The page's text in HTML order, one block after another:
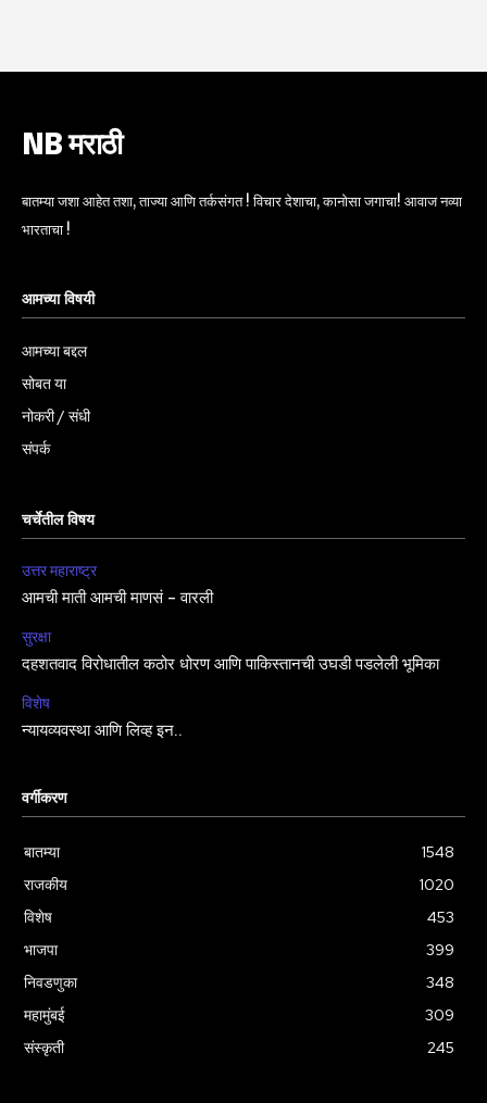
NB मराठी
बातम्या जशा आहेत तशा, ताज्या आणि तर्कसंगत ! विचार देशाचा, कानोसा जगाचा! आवाज नव्या
भारताचा !
आमच्या विषयी
आमच्या बद्दल
सोबत या
नोकरी / संधी
संपर्क
चर्चेतील विषय
उत्तर महाराष्ट्र
आमची माती आमची माणसं – वारली
सुरक्षा
दहशतवाद विरोधातील कठोर धोरण आणि पाकिस्तानची उघडी पडलेली भूमिका
विशेष
न्यायव्यवस्था आणि लिव्ह इन..
वर्गीकरण
बातम्या
1548
राजकीय
1020
विशेष
453
भाजपा
399
निवडणुका
348
महामुंबई
309
संस्कृती
245